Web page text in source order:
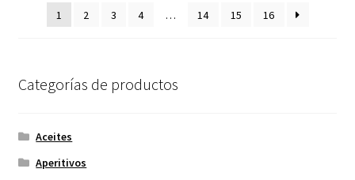
1 2 3 4 … 14 15 16
Categorías de productos
Aceites
Aperitivos